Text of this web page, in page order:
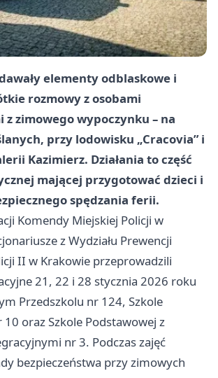
elementy odblaskowe i
rozmowy z osobami
zimowego wypoczynku – na
przy lodowisku „Cracovia” i
Kazimierz. Działania to część
mającej przygotować dzieci i
spędzania ferii.
Komendy Miejskiej Policji w
z Wydziału Prewencji
II w Krakowie przeprowadzili
21, 22 i 28 stycznia 2026 roku
Przedszkolu nr 124, Szkole
oraz Szkole Podstawowej z
nr 3. Podczas zajęć
bezpieczeństwa przy zimowych